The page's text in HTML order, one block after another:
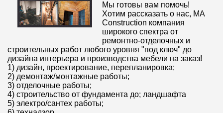
Мы готовы вам помочь!
Хотим рассказать о нас, MA
Construction компания
широкого спектра от
ремонтно-отделочных и
строительных работ любого уровня "под ключ" до
дизайна интерьера и производства мебели на заказ!
1) дизайн, проектирование, перепланировка;
2) демонтаж/монтажные работы;
3) отделочные работы;
4) строительство от фундамента до; ландшафта
5) электро/сантех работы;